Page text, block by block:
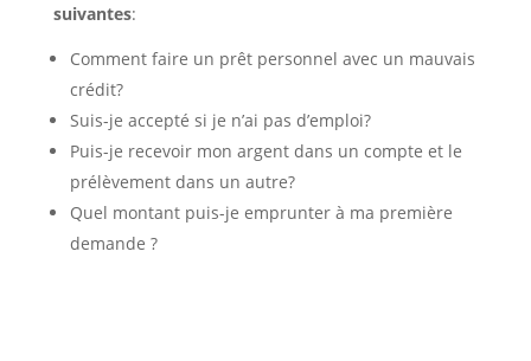
suivantes:
Comment faire un prêt personnel avec un mauvais
crédit?
Suis-je accepté si je n’ai pas d’emploi?
Puis-je recevoir mon argent dans un compte et le
prélèvement dans un autre?
Quel montant puis-je emprunter à ma première
demande ?